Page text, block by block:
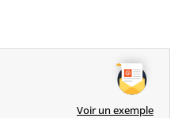
Voir un exemple